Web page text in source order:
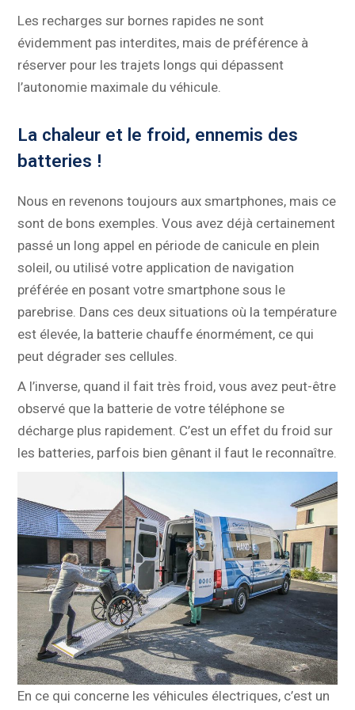
Les recharges sur bornes rapides ne sont
évidemment pas interdites, mais de préférence à
réserver pour les trajets longs qui dépassent
l’autonomie maximale du véhicule.
La chaleur et le froid, ennemis des
batteries !
Nous en revenons toujours aux smartphones, mais ce
sont de bons exemples. Vous avez déjà certainement
passé un long appel en période de canicule en plein
soleil, ou utilisé votre application de navigation
préférée en posant votre smartphone sous le
parebrise. Dans ces deux situations où la température
est élevée, la batterie chauffe énormément, ce qui
peut dégrader ses cellules.
A l’inverse, quand il fait très froid, vous avez peut-être
observé que la batterie de votre téléphone se
décharge plus rapidement. C’est un effet du froid sur
les batteries, parfois bien gênant il faut le reconnaître.
En ce qui concerne les véhicules électriques, c’est un